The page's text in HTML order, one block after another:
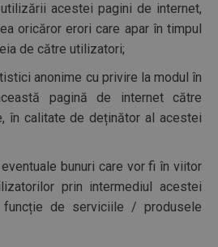
acestei pagini de internet,
oricăror erori care apar în timpul
de către utilizatori;
anonime cu privire la modul în
pagină de internet către
în calitate de deținător al acestei
bunuri care vor fi în viitor
prin intermediul acestei
de serviciile / produsele